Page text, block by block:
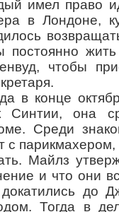
имел право
в Лондоне,
постоянно
чтобы
октября
Синтии, она
Среди
с
Майлз
и что они
докатились до
Тогда в